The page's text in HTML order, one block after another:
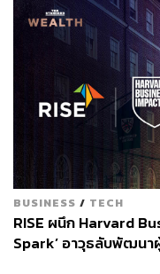
งบลงทุนปกติที่วางไว้อี
อย่างไรก็ตาม ปี 2564
4,000 ล้านบาทจากธุร
ล้านบาท และสินค้าให
และอีก 1,700 ล้านบา
1,000 ล้านจากช่อง 8,
จากเพลง และ 200 ล้า
เป้ากำไรขั้นต้นอยู่ที่ 50-
กัน
พิสูจน์อักษร: ภาวิกา ขั
BUSINESS / TECH
RISE ผนึก Harvard
Spark’ อาวุธลับพัฒนา